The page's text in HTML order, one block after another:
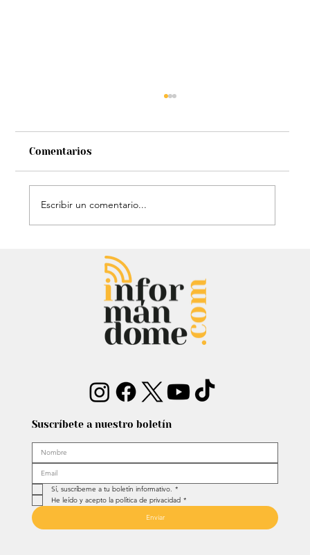
Mauricio Lizcano apuesta por la
ciencia: Anuncia a investigador del
Atlántico como fórmula
vicepresidencial
Comentarios
Escribir un comentario...
Suscríbete a nuestro boletín
Sí, suscríbeme a tu boletín informativo. *
He leído y acepto la política de privacidad *
Enviar